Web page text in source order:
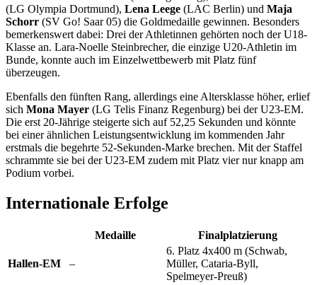
(LG Olympia Dortmund), Lena Leege (LAC Berlin) und Maja
Schorr (SV Go! Saar 05) die Goldmedaille gewinnen. Besonders
bemerkenswert dabei: Drei der Athletinnen gehörten noch der U18-
Klasse an. Lara-Noelle Steinbrecher, die einzige U20-Athletin im
Bunde, konnte auch im Einzelwettbewerb mit Platz fünf
überzeugen.
Ebenfalls den fünften Rang, allerdings eine Altersklasse höher, erlief
sich Mona Mayer (LG Telis Finanz Regenburg) bei der U23-EM.
Die erst 20-Jährige steigerte sich auf 52,25 Sekunden und könnte
bei einer ähnlichen Leistungsentwicklung im kommenden Jahr
erstmals die begehrte 52-Sekunden-Marke brechen. Mit der Staffel
schrammte sie bei der U23-EM zudem mit Platz vier nur knapp am
Podium vorbei.
Internationale Erfolge
Medaille Finalplatzierung
Hallen-EM –
6. Platz 4x400 m (Schwab,
Müller, Cataria-Byll,
Spelmeyer-Preuß)